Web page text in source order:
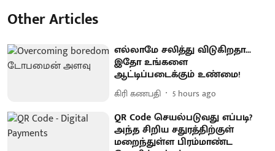
Other Articles
எல்லாமே சலித்து விடுகிறதா...
இதோ உங்களை
ஆட்டிப்படைக்கும் உண்மை!
கிரி கணபதி 5 hours ago
QR Code செயல்படுவது எப்படி?
அந்த சிறிய சதுரத்திற்குள்
மறைந்துள்ள பிரம்மாண்ட